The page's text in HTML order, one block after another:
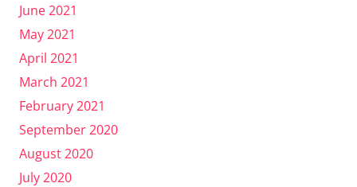
June 2021
May 2021
April 2021
March 2021
February 2021
September 2020
August 2020
July 2020